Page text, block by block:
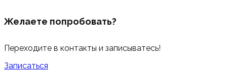
Желаете попробовать?
Переходите в контакты и записыватесь!
Записаться